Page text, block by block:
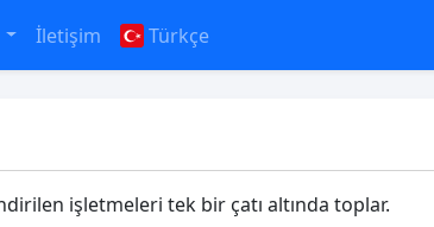
İletişim Türkçe
işletmeleri tek bir çatı altında toplar.